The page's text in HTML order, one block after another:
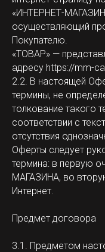
«ИНТЕРНЕТ-
осуществляющий
Покупателю.
«ТОВАР» —
адресу https://mm-
2.2. В настоящей
термины, не
толкование такого
соответствии с
отсутствия
Оферты следует
термина: в первую
МАГАЗИНА, во
Интернет.
Предмет договора
3.1. Предметом